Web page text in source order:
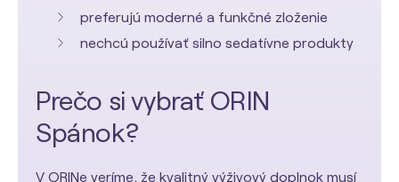
preferujú moderné a funkčné zloženie
nechcú používať silno sedatívne produkty
Prečo si vybrať ORIN
Spánok?
V ORINe veríme, že kvalitný výživový doplnok musí